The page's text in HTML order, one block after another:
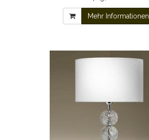
Mehr Informationen